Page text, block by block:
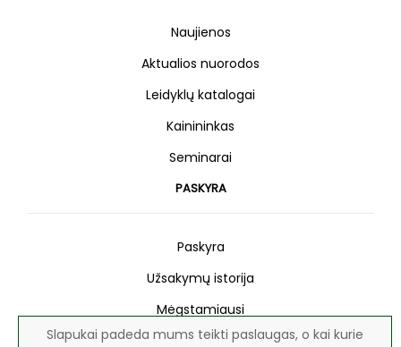
Slapukai padeda mums teikti paslaugas, o kai kurie
Naujienos
Aktualios nuorodos
Leidyklų katalogai
Kainininkas
Seminarai
PASKYRA
Paskyra
Užsakymų istorija
Mėgstamiausi
Naujienlaiškis